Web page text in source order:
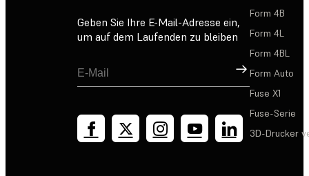
Geben Sie Ihre E-Mail-Adresse ein,
um auf dem Laufenden zu bleiben
Registrieren
Form 4B
Form 4L
Form 4BL
Form Auto
Fuse X1
Fuse-Serie
3D-Drucker